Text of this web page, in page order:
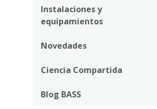
de
ayuda
la
Instalaciones y
equipamientos
Novedades
Ciencia Compartida
Blog BASS